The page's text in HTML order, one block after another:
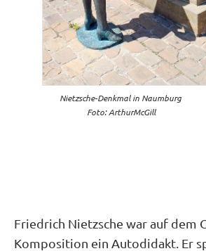
Nietzsche-Denkmal in Naumburg
Foto: ArthurMcGill
Friedrich Nietzsche war auf dem
Komposition ein Autodidakt. Er